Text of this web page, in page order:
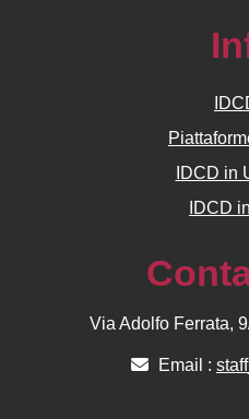
IDCD in
IDCD
Via Adolfo Ferrata,
Email :